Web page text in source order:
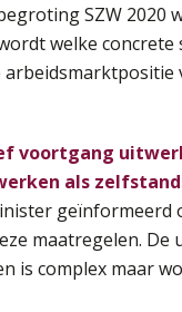
SZW 2020
welke concrete
voortgang
als
geïnformeerd
maatregelen. De
is complex maar
Verbeek
Verbeek
Loonheffingen
Verbeek